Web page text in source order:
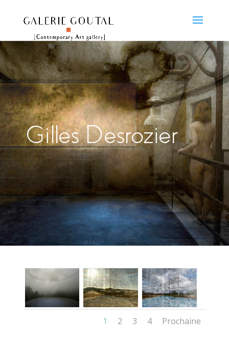
Gilles Desrozier
1 2 3 4 Prochaine